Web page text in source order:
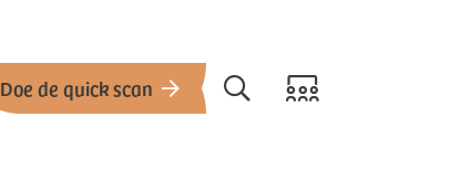
Doe de quick scan